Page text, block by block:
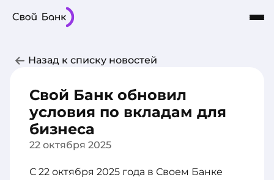
Частным лицам
Назад к списку новостей
Свой Банк обновил
условия по вкладам для
бизнеса
22 октября 2025
С 22 октября 2025 года в Своем Банке